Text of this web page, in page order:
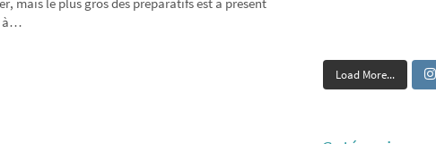
à…
Load More...